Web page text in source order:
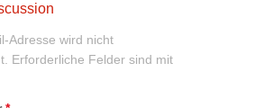
Adresse wird nicht
Erforderliche Felder sind mit